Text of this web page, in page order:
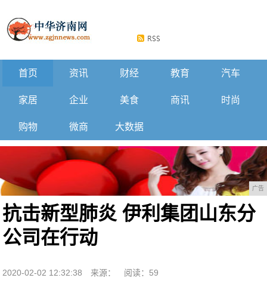
首页 资讯 财经 教育 汽车
家居 企业 美食 商讯 时尚
购物 微商 大数据
广告
抗击新型肺炎 伊利集团山东分
公司在行动
2020-02-02 12:32:38 来源： 阅读：59